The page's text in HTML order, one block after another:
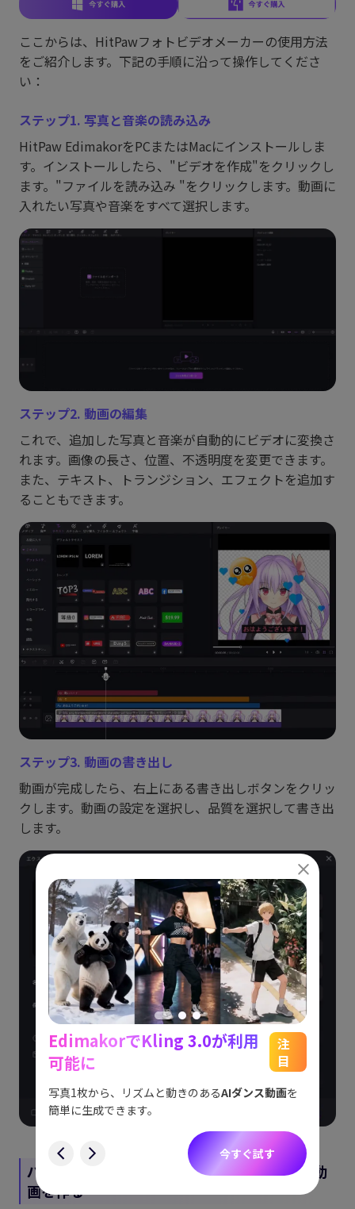
ここからは、HitPawフォトビデオメーカーの使用方法
をご紹介します。下記の手順に沿って操作してくださ
い：
ステップ1. 写真と音楽の読み込み
HitPaw EdimakorをPCまたはMacにインストールしま
す。インストールしたら、"ビデオを作成"をクリックし
ます。"ファイルを読み込み "をクリックします。動画に
入れたい写真や音楽をすべて選択します。
ステップ2. 動画の編集
これで、追加した写真と音楽が自動的にビデオに変換さ
れます。画像の長さ、位置、不透明度を変更できます。
また、テキスト、トランジション、エフェクトを追加す
ることもできます。
ステップ3. 動画の書き出し
動画が完成したら、右上にある書き出しボタンをクリッ
クします。動画の設定を選択し、品質を選択して書き出
します。
パート3. オンライン上で写真と音楽を使って動
画を作る
EdimakorでKling 3.0が利用
可能に
注
目
写真1枚から、リズムと動きのあるAIダンス動画を
簡単に生成できます。
今すぐ試す